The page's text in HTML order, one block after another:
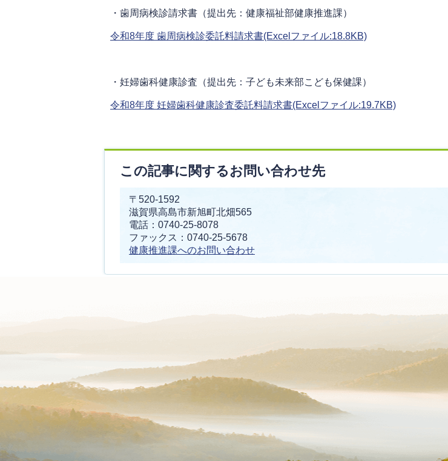
・歯周病検診請求書（提出先：健康福祉部健康推進課）
令和8年度 歯周病検診委託料請求書(Excelファイル:18.8KB)
・妊婦歯科健康診査（提出先：子ども未来部こども保健課）
令和8年度 妊婦歯科健康診査委託料請求書(Excelファイル:19.7KB)
この記事に関するお問い合わせ先
〒520-1592
滋賀県高島市新旭町北畑565
電話：0740-25-8078
ファックス：0740-25-5678
健康推進課へのお問い合わせ